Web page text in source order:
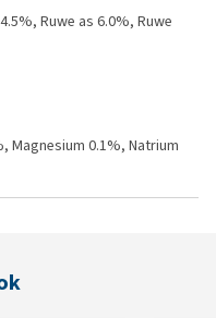
Ruwe as 6.0%, Ruwe
Magnesium 0.1%, Natrium